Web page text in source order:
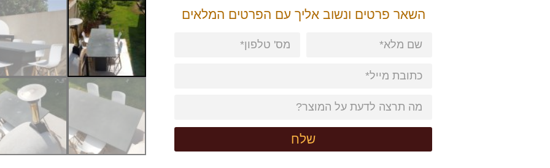
השאר פרטים ונשוב אליך עם הפרטים המלאים
שלח